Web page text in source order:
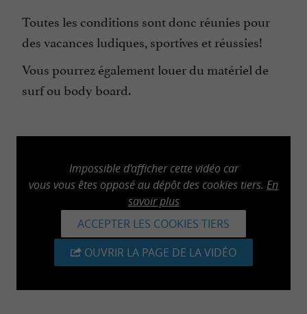
Toutes les conditions sont donc réunies pour
des vacances ludiques, sportives et réussies!
Vous pourrez également louer du matériel de
surf ou body board.
Impossible d'afficher cette vidéo car
vous vous êtes opposé au dépôt des cookies tiers. En
savoir plus
ACCEPTER LES COOKIES TIERS
OUVRIR LA PAGE DE LA VIDÉO